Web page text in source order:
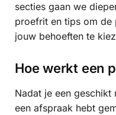
secties gaan we
proefrit en tips om
jouw behoeften te
Hoe werkt een
Nadat je een
een afspraak hebt